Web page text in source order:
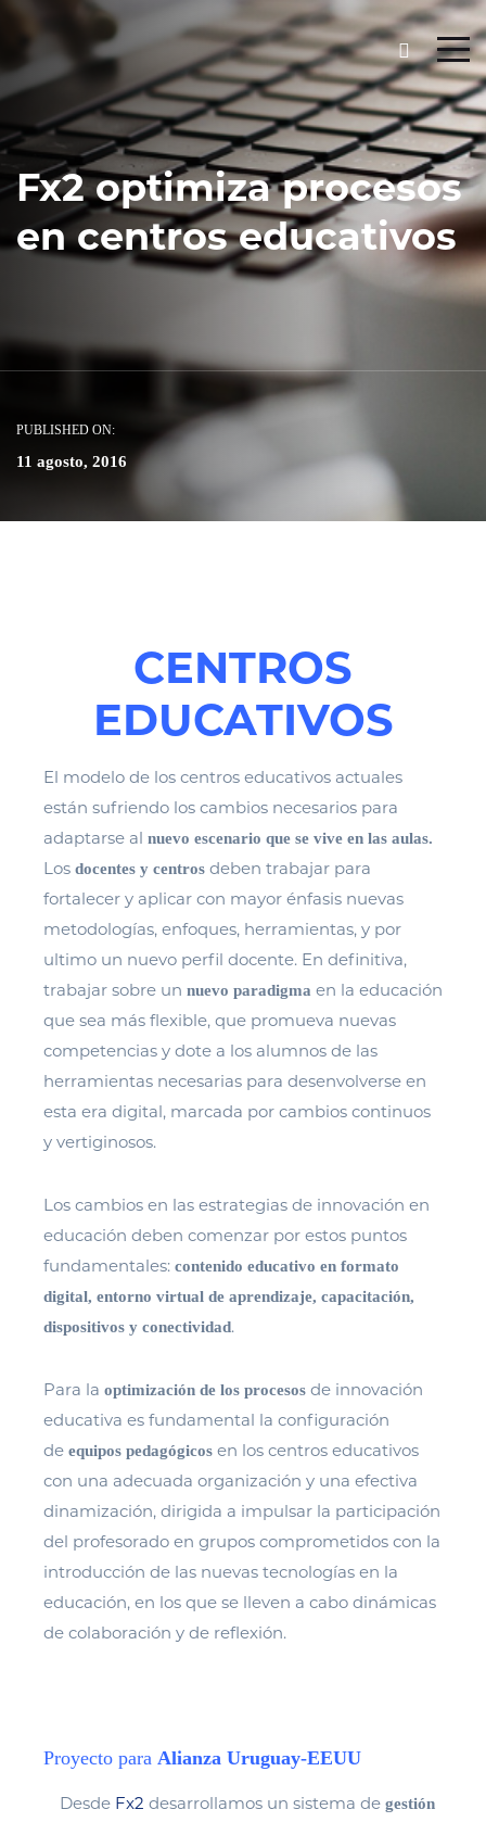
Fx2 optimiza procesos
en centros educativos
PUBLISHED ON:
11 agosto, 2016
CENTROS
EDUCATIVOS
El modelo de los centros educativos actuales
están sufriendo los cambios necesarios para
adaptarse al nuevo escenario que se vive en las aulas.
Los docentes y centros deben trabajar para
fortalecer y aplicar con mayor énfasis nuevas
metodologías, enfoques, herramientas, y por
ultimo un nuevo perfil docente. En definitiva,
trabajar sobre un nuevo paradigma en la educación
que sea más flexible, que promueva nuevas
competencias y dote a los alumnos de las
herramientas necesarias para desenvolverse en
esta era digital, marcada por cambios continuos
y vertiginosos.
Los cambios en las estrategias de innovación en
educación deben comenzar por estos puntos
fundamentales: contenido educativo en formato
digital, entorno virtual de aprendizaje, capacitación,
dispositivos y conectividad.
Para la optimización de los procesos de innovación
educativa es fundamental la configuración
de equipos pedagógicos en los centros educativos
con una adecuada organización y una efectiva
dinamización, dirigida a impulsar la participación
del profesorado en grupos comprometidos con la
introducción de las nuevas tecnologías en la
educación, en los que se lleven a cabo dinámicas
de colaboración y de reflexión.
Proyecto para Alianza Uruguay-EEUU
Desde Fx2 desarrollamos un sistema de gestión